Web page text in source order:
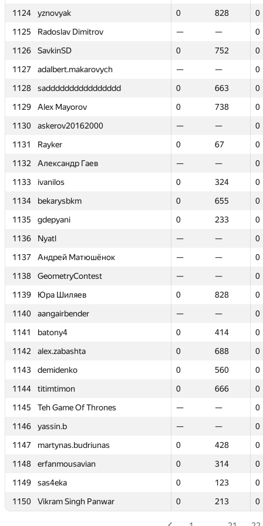
1124
yznovyak 0 828
0
1125
Radoslav Dimitrov — —
0
1126
SavkinSD 0 752
0
1127
adalbert.makarovych — —
0
1128
sadddddddddddddddd 0 663
0
1129
Alex Mayorov 0 738
0
1130
askerov20162000 — —
0
1131
Rayker 0 67
0
1132
Александр Гаев — —
0
1133
ivanilos 0 324
0
1134
bekarysbkm 0 655
0
1135
gdepyani 0 233
0
1136
Nyatl — —
0
1137
Андрей Матюшёнок — —
0
1138
GeometryContest — —
0
1139
Юра Шиляев 0 828
0
1140
aangairbender — —
0
1141
batony4 0 414
0
1142
alex.zabashta 0 688
0
1143
demidenko 0 560
0
1144
titimtimon 0 666
0
1145
Teh Game Of Thrones — —
0
1146
yassin.b — —
0
1147
martynas.budriunas 0 428
0
1148
erfanmousavian 0 314
0
1149
sas4eka 0 123
0
1150
Vikram Singh Panwar 0 213 0
1124
yznovyak 0 828
0
1125
Radoslav Dimitrov — —
0
1126
SavkinSD 0 752
0
1127
adalbert.makarovych — —
0
1128
sadddddddddddddddd 0 663
0
1129
Alex Mayorov 0 738
0
1130
askerov20162000 — —
0
1131
Rayker 0 67
0
1132
Александр Гаев — —
0
1133
ivanilos 0 324
0
1134
bekarysbkm 0 655
0
1135
gdepyani 0 233
0
1136
Nyatl — —
0
1137
Андрей Матюшёнок — —
0
1138
GeometryContest — —
0
1139
Юра Шиляев 0 828
0
1140
aangairbender — —
0
1141
batony4 0 414
0
1142
alex.zabashta 0 688
0
1143
demidenko 0 560
0
1144
titimtimon 0 666
0
1145
Teh Game Of Thrones — —
0
1146
yassin.b — —
0
1147
martynas.budriunas 0 428
0
1148
erfanmousavian 0 314
0
1149
sas4eka 0 123
0
1150
Vikram Singh Panwar 0 213 0